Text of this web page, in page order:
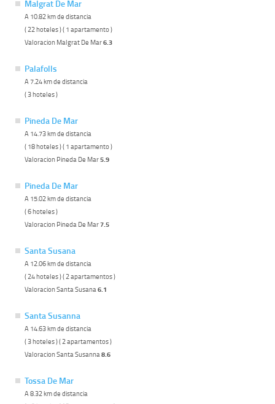
Malgrat De Mar
A 10.82 km de distancia
( 22 hoteles ) ( 1 apartamento )
Valoracion Malgrat De Mar6.3
Palafolls
A 7.24 km de distancia
( 3 hoteles )
Pineda De Mar
A 14.73 km de distancia
( 18 hoteles ) ( 1 apartamento )
Valoracion Pineda De Mar5.9
Pineda De Mar
A 15.02 km de distancia
( 6 hoteles )
Valoracion Pineda De Mar7.5
Santa Susana
A 12.06 km de distancia
( 24 hoteles ) ( 2 apartamentos )
Valoracion Santa Susana 6.1
Santa Susanna
A 14.63 km de distancia
( 3 hoteles ) ( 2 apartamentos )
Valoracion Santa Susanna 8.6
Tossa De Mar
A 8.32 km de distancia